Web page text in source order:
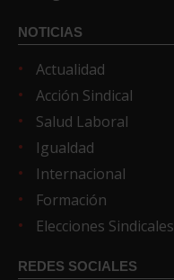
NOTICIAS
Actualidad
Acción Sindical
Salud Laboral
Igualdad
Internacional
Formación
Elecciones Sindicales
REDES SOCIALES